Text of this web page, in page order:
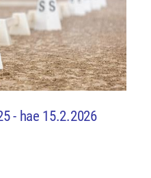
- hae 15.2.2026